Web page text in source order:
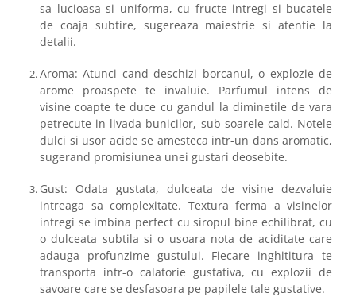
sa lucioasa si uniforma, cu fructe intregi si bucatele
de coaja subtire, sugereaza maiestrie si atentie la
detalii.
Aroma: Atunci cand deschizi borcanul, o explozie de
arome proaspete te invaluie. Parfumul intens de
visine coapte te duce cu gandul la diminetile de vara
petrecute in livada bunicilor, sub soarele cald. Notele
dulci si usor acide se amesteca intr-un dans aromatic,
sugerand promisiunea unei gustari deosebite.
Gust: Odata gustata, dulceata de visine dezvaluie
intreaga sa complexitate. Textura ferma a visinelor
intregi se imbina perfect cu siropul bine echilibrat, cu
o dulceata subtila si o usoara nota de aciditate care
adauga profunzime gustului. Fiecare inghititura te
transporta intr-o calatorie gustativa, cu explozii de
savoare care se desfasoara pe papilele tale gustative.